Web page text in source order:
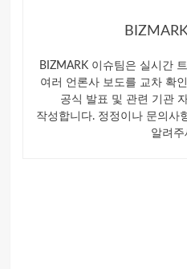
BIZMARK 이슈팀은 실시간
여러 언론사 보도를 교차 확
공식 발표 및 관련 기관
작성합니다. 정정이나 문의사
알려주